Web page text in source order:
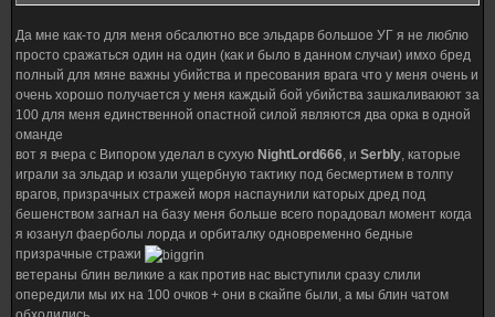
противник не успевал сделать антитех.
а что по локу... у меня для него руки кривые, мне проще с ЭПВ управится
Да мне как-то для меня обсалютно все эльдарв большое УГ я не люблю
просто сражаться один на один (как и было в данном случаи) имхо бред
полный для мяне важны убийства и пресования врага что у меня очень и
очень хорошо получается у меня каждый бой убийства зашкаливаюют за
100 для меня единственной опастной силой являются два орка в одной
оманде
вот я вчера с Випором уделал в сухую NightLord666, и SerbIy, каторые
играли за эльдар и юзали ущербную тактику под бесмертием в толпу
врагов, призрачных стражей моря наспаунили каторых дред под
бешенством загнал на базу меня больше всего порадовал момент когда
я юзанул фаерболы лорда и орбиталку одновременно бедные
призрачные стражи
ветераны блин великие а как против нас выступили сразу слили
опередили мы их на 100 очков + они в скайпе были, а мы блин чатом